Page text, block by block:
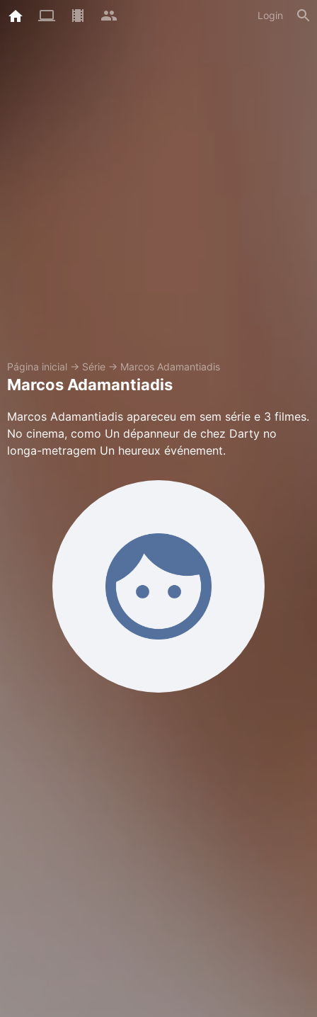
Login
Página inicial → Série → Marcos Adamantiadis
Marcos Adamantiadis
Marcos Adamantiadis apareceu em sem série e 3 filmes.
No cinema, como Un dépanneur de chez Darty no
longa-metragem Un heureux événement.